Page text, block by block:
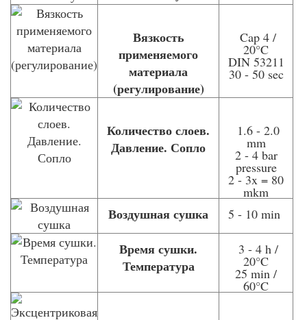
Вязкость
применяемого
материала
(регулирование)
Cap 4 /
20°C
DIN 53211
30 - 50 sec
Количество слоев.
Давление. Сопло
1.6 - 2.0
mm
2 - 4 bar
pressure
2 - 3x = 80
mkm
Воздушная сушка 5 - 10 min
Время сушки.
Температура
3 - 4 h /
20°C
25 min /
60°C